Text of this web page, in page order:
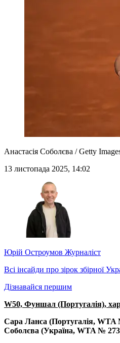
Анастасія Соболєва / Getty
13 листопада 2025, 14:02
Юрій Остроумов Журналіст
Всі інсайди про зірок збірної
Дізнавайся першим
W50, Фуншал (Португалія),
Сара Ланса (Португалія, WTA
Соболєва (Україна, WTA №